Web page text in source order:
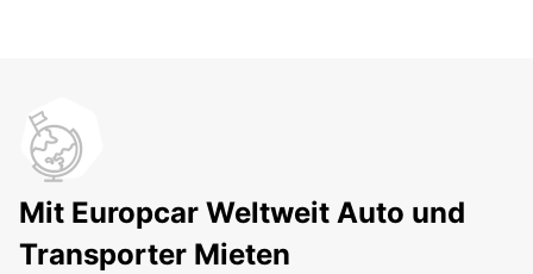
Mit Europcar Weltweit Auto und
Transporter Mieten